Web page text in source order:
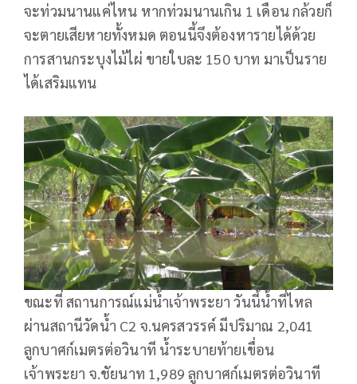
จะท่วมนานแค่ไหน หากท่วมนานเกิน 1 เดือน กล้วยก็
จะตายเสียหายทั้งหมด ตอนนี้จึงต้องหารายได้ด้วย
การสานกระบุงไม้ไผ่ ขายใบละ 150 บาท มาเป็นราย
ได้เสริมแทน
ขณะที่ สถานการณ์แม่น้ำเจ้าพระยา วันนี้น้ำที่ไหล
ผ่านสถานีวัดน้ำ C2 จ.นครสวรรค์ มีปริมาณ 2,041
ลูกบาศก์เมตรต่อวินาที น้ำระบายท้ายเขื่อน
เจ้าพระยา จ.ชัยนาท 1,989 ลูกบาศก์เมตรต่อวินาที